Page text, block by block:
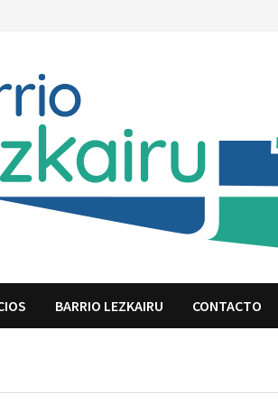
BARRIO LEZKAIRU CONTACTO